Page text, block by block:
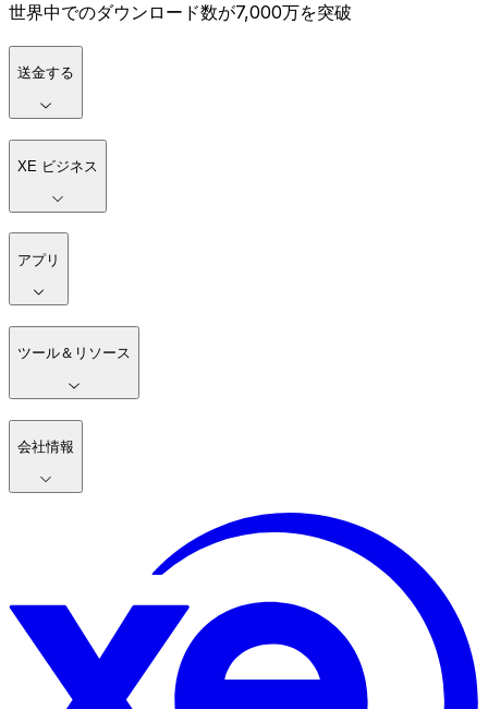
世界中でのダウンロード数が7,000万を突破
送金する
XE ビジネス
アプリ
ツール＆リソース
会社情報